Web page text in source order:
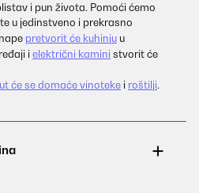
i pun života. Pomoći ćemo
u jedinstveno i prekrasno
pretvorit će kuhinju u
i električni kamini stvorit će
će se domaće vinoteke i roštilji.